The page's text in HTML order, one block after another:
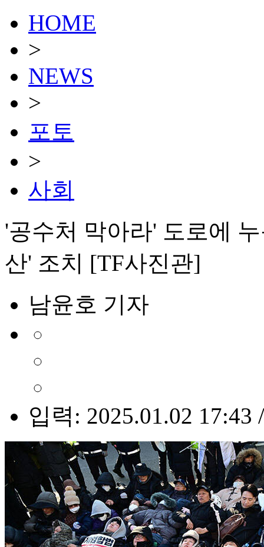
HOME
>
NEWS
>
포토
>
사회
'공수처 막아라' 도로에
산' 조치 [TF사진관]
남윤호 기자
입력: 2025.01.02 17:43